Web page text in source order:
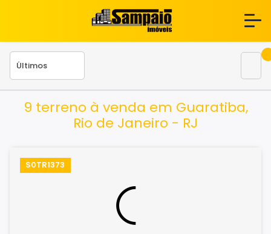
9 terreno à venda em Guaratiba,
Rio de Janeiro - RJ
S0TR1373